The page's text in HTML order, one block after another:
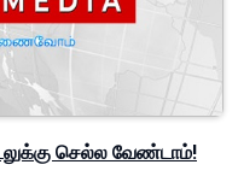
செல்ல வேண்டாம்!